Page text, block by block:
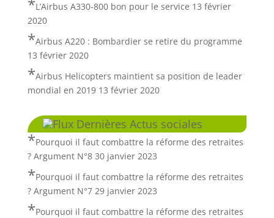
L’Airbus A330-800 bon pour le service 13 février
2020
Airbus A220 : Bombardier se retire du programme
13 février 2020
Airbus Helicopters maintient sa position de leader
mondial en 2019 13 février 2020
Dernières Actus sociales
Pourquoi il faut combattre la réforme des retraites
? Argument N°8 30 janvier 2023
Pourquoi il faut combattre la réforme des retraites
? Argument N°7 29 janvier 2023
Pourquoi il faut combattre la réforme des retraites